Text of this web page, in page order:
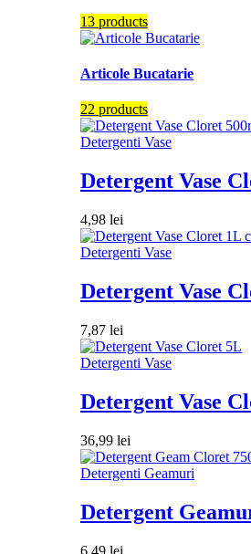
13 products
Articole Bucatarie
22 products
Detergenti Vase
Detergent Vase
4,98 lei
Detergenti Vase
Detergent Vase
7,87 lei
Detergenti Vase
Detergent Vase
36,99 lei
Detergenti Geamuri
Detergent
6,49 lei